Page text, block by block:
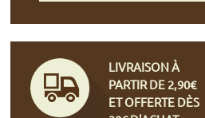
LIVRAISON À
PARTIR DE 2,90€
ET OFFERTE DÈS